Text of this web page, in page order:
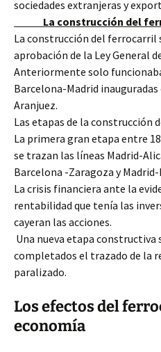
sociedades extranjeras y
La construcción del
La construcción del ferrocarril
aprobación de la Ley General
Anteriormente solo
Barcelona-Madrid inauguradas
Aranjuez.
Las etapas de la construcción
La primera gran etapa entre
se trazan las líneas Madrid-
Barcelona -Zaragoza y
La crisis financiera ante la
rentabilidad que tenía las
cayeran las acciones.
Una nueva etapa constructiva
completados el trazado de la
paralizado.
Los efectos del
economía